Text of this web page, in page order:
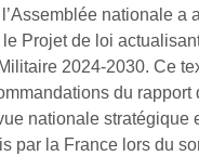
nationale a
Projet de loi
2024-2030. Ce
du rapport
nationale stratégique
par la France lors du